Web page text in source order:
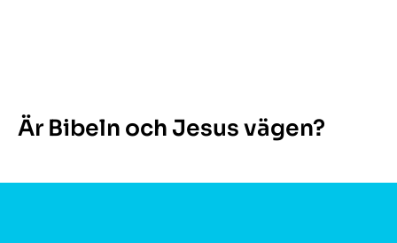
Är Bibeln och Jesus vägen?